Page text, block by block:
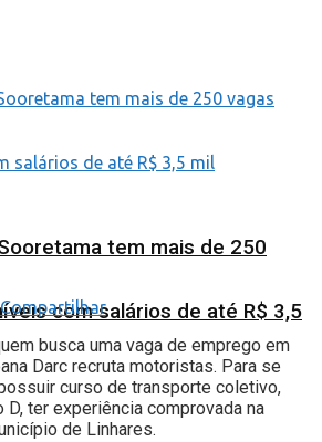
tem mais de 250
com salários de até R$ 3,5
Compartilhar
busca uma vaga de emprego em
Darc recruta motoristas. Para se
curso de transporte coletivo,
D, ter experiência comprovada na
de Linhares.